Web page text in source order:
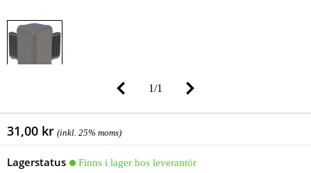
1/1
31,00 kr (inkl. 25% moms)
Lagerstatus Finns i lager hos leverantör